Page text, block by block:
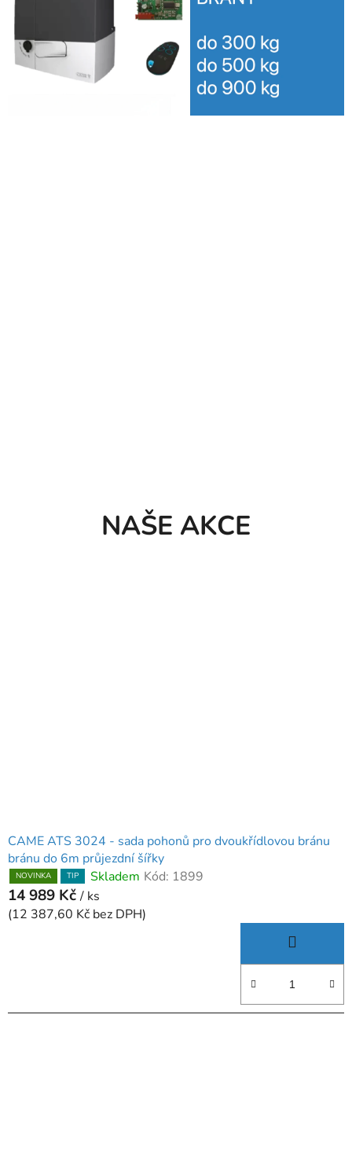
NAŠE AKCE
CAME ATS 3024 - sada pohonů pro dvoukřídlovou bránu
bránu do 6m průjezdní šířky
NOVINKA TIP Skladem Kód: 1899
14 989 Kč / ks
(12 387,60 Kč bez DPH)